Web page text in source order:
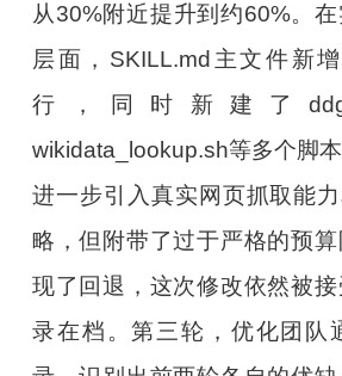
从30%附近提升到约60%。
层面，SKILL.md主文件新
行，同时新建了
wikidata_lookup.sh等多个脚
进一步引入真实网页抓取能
略，但附带了过于严格的预
现了回退，这次修改依然被
录在档。第三轮，优化团队